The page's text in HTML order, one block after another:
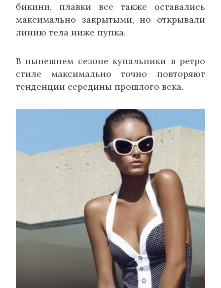
бикини, плавки все также оставались
максимально закрытыми, но открывали
линию тела ниже пупка.
В нынешнем сезоне купальники в ретро
стиле максимально точно повторяют
тенденции середины прошлого века.